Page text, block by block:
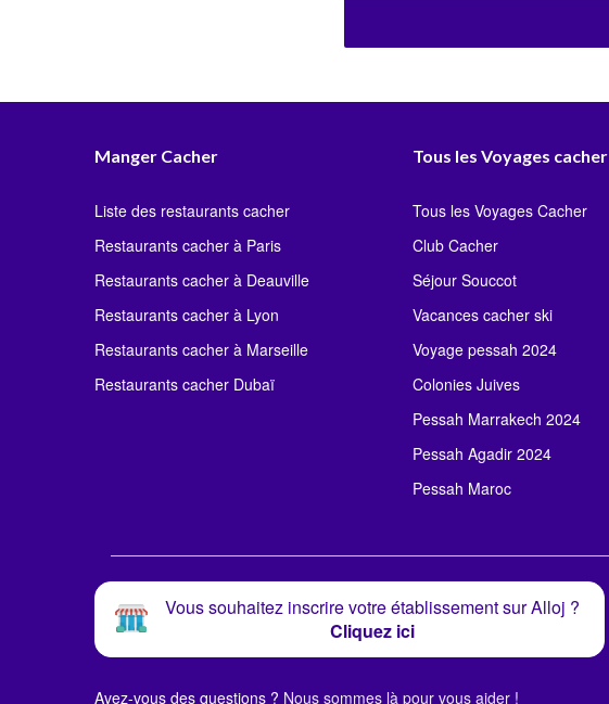
Manger Cacher
Liste des restaurants cacher
Restaurants cacher à Paris
Restaurants cacher à Deauville
Restaurants cacher à Lyon
Restaurants cacher à Marseille
Restaurants cacher Dubaï
Tous les Voyages cacher
Tous les Voyages Cacher
Club Cacher
Séjour Souccot
Vacances cacher ski
Voyage pessah 2024
Colonies Juives
Pessah Marrakech 2024
Pessah Agadir 2024
Pessah Maroc
Vous souhaitez inscrire votre établissement sur Alloj ?
Cliquez ici
Avez-vous des questions ? Nous sommes là pour vous aider !